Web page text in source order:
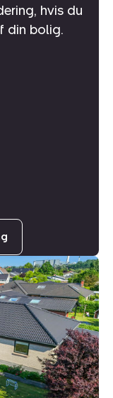
hvis du
din bolig.